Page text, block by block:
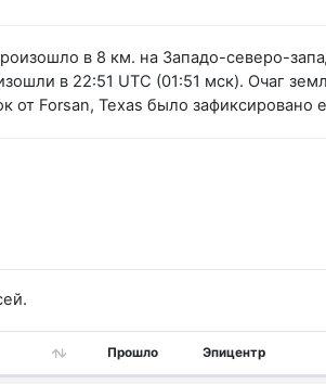
в 8 км. на Западо-северо-
в 22:51 UTC (01:51 мск). Очаг
от Forsan, Texas было зафиксировано
Прошло Эпицентр